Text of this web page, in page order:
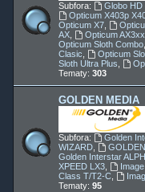
Subfora: Globo HD
Opticum X403p
Opticum X7
AX
Opticum
Opticum Sloth Combo
Clasic
Opticum
Sloth Ultra Plus
Tematy: 303
GOLDEN MEDIA
Subfora: Golden
WIZARD
Golden Interstar
XPEED LX3
Class T/T2-C
Tematy: 95